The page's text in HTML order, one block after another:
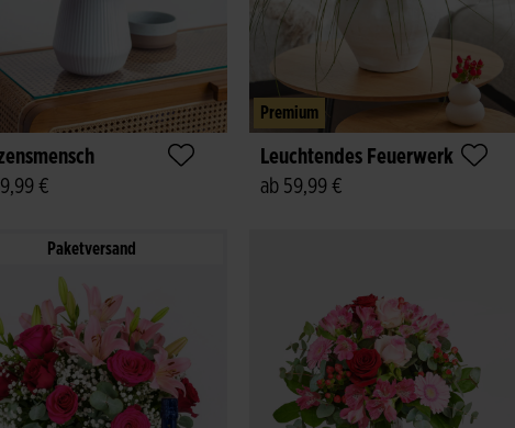
€
Premium
Leuchtendes Feuerwerk
ab 59,99 €
Paketversand